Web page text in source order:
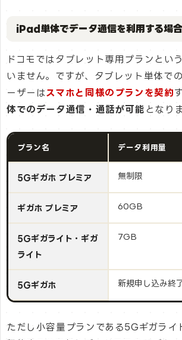
iPad単体でデータ通信を利用する場合
ドコモではタブレット専用プランとい
いません。ですが、タブレット単体で
ーザーはスマホと同様のプランを契約
体でのデータ通信・通話が可能 となり
プラン名 データ利用量
5Gギガホ プレミア 無制限
ギガホ プレミア 60GB
5Gギガライト・ギガ
ライト
7GB
5Gギガホ 新規申し込み終
ただし小容量プランである5Gギガライ